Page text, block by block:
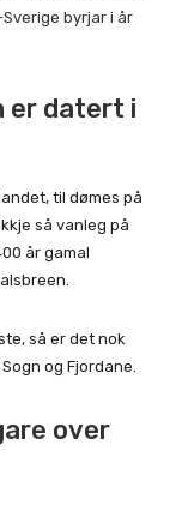
byrjar i år
er datert i
til dømes på
så vanleg på
år gamal
så er det nok
og Fjordane.
over